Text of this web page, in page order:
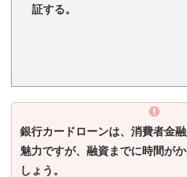
証する。
銀行カードローンは、消費者金
魅力ですが、融資までに時間が
しょう。